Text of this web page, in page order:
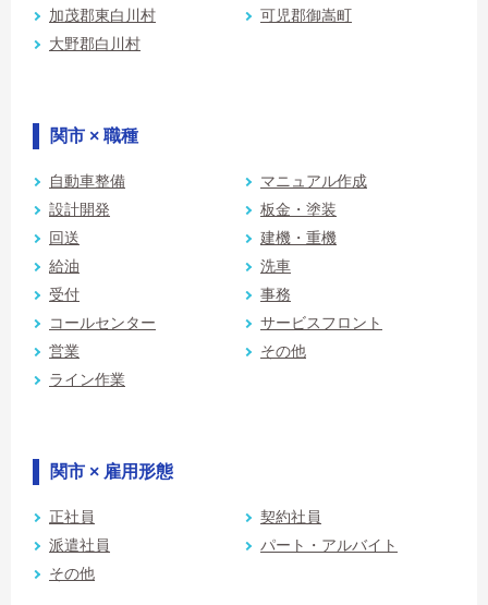
加茂郡東白川村
可児郡御嵩町
大野郡白川村
関市 × 職種
自動車整備
マニュアル作成
設計開発
板金・塗装
回送
建機・重機
給油
洗車
受付
事務
コールセンター
サービスフロント
営業
その他
ライン作業
関市 × 雇用形態
正社員
契約社員
派遣社員
パート・アルバイト
その他